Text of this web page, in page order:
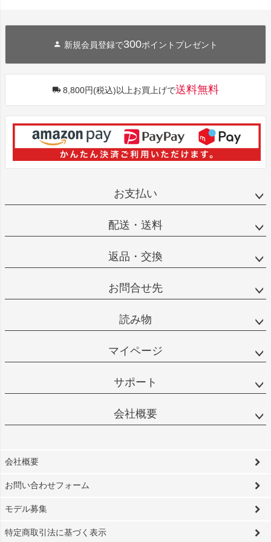
新規会員登録で300ポイントプレゼント
8,800円(税込)以上お買上げで送料無料
お支払い
配送・送料
返品・交換
お問合せ先
読み物
マイページ
サポート
会社概要
会社概要
お問い合わせフォーム
モデル募集
特定商取引法に基づく表示